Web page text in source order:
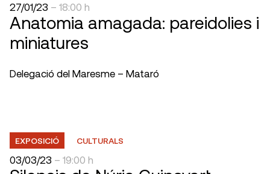
27/01/23 – 18:00 h
Anatomia amagada: pareidolies i
miniatures
Delegació del Maresme – Mataró
EXPOSICIÓ CULTURALS
03/03/23 – 19:00 h